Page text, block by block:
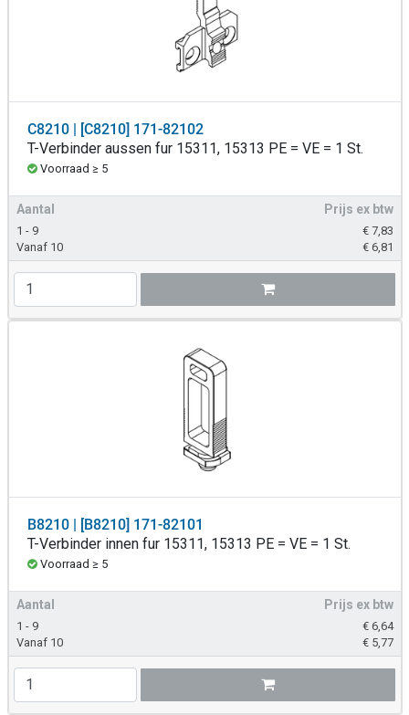
C8210 | [C8210] 171-82102
T-Verbinder aussen fur 15311, 15313 PE = VE = 1 St.
Voorraad ≥ 5
Aantal Prijs ex btw
1 - 9 € 7,83
Vanaf 10
€ 6,81
B8210 | [B8210] 171-82101
T-Verbinder innen fur 15311, 15313 PE = VE = 1 St.
Voorraad ≥ 5
Aantal Prijs ex btw
1 - 9 € 6,64
Vanaf 10
€ 5,77